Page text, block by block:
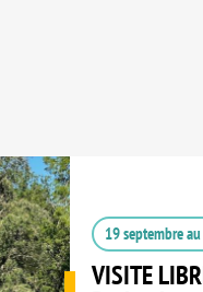
19 septembreau
VISITE